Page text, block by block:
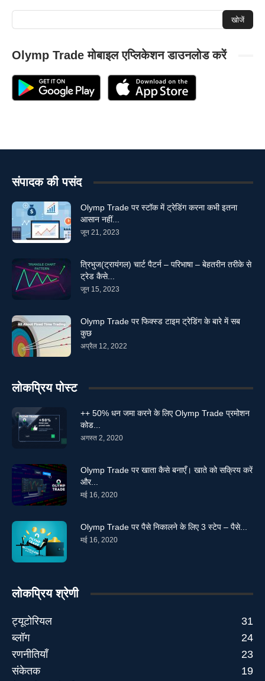
Olymp Trade मोबाइल एप्लिकेशन डाउनलोड करें
संपादक की पसंद
Olymp Trade पर स्टॉक में ट्रेडिंग करना कभी इतना
आसान नहीं...
जून 21, 2023
त्रिभुज(ट्रायंगल) चार्ट पैटर्न – परिभाषा – बेहतरीन तरीके से
ट्रेड कैसे...
जून 15, 2023
Olymp Trade पर फिक्स्ड टाइम ट्रेडिंग के बारे में सब
कुछ
अप्रैल 12, 2022
लोकप्रिय पोस्ट
++ 50% धन जमा करने के लिए Olymp Trade प्रमोशन
कोड...
अगस्त 2, 2020
Olymp Trade पर खाता कैसे बनाएँ। खाते को सक्रिय करें
और...
मई 16, 2020
Olymp Trade पर पैसे निकालने के लिए 3 स्टेप – पैसे...
मई 16, 2020
लोकप्रिय श्रेणी
ट्यूटोरियल
31
ब्लॉग
24
रणनीतियाँ
23
संकेतक
19